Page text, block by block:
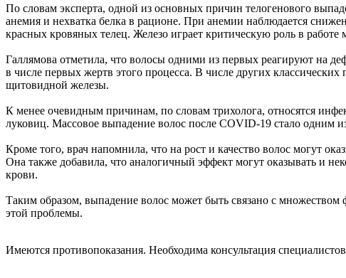
По словам эксперта, одной из основных причин телогенового
анемия и нехватка белка в рационе. При анемии наблюдается
красных кровяных телец. Железо играет критическую роль в
Галлямова отметила, что волосы одними из первых реагируют на
в числе первых жертв этого процесса. В числе других
щитовидной железы.
К менее очевидным причинам, по словам трихолога, относятся
луковиц. Массовое выпадение волос после COVID-19 стало одним
Кроме того, врач напомнила, что на рост и качество волос могут
Она также добавила, что аналогичный эффект могут оказывать и
крови.
Таким образом, выпадение волос может быть связано с
этой проблемы.
Имеются противопоказания. Необходима консультация